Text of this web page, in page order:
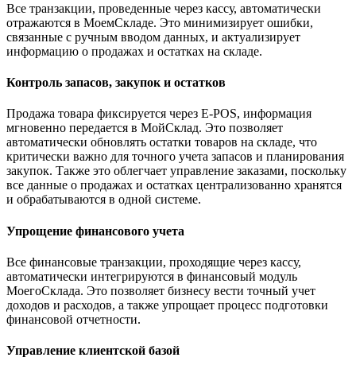
Все транзакции, проведенные через кассу, автоматически
отражаются в МоемСкладе. Это минимизирует ошибки,
связанные с ручным вводом данных, и актуализирует
информацию о продажах и остатках на складе.
Контроль запасов, закупок и остатков
Продажа товара фиксируется через E-POS, информация
мгновенно передается в МойСклад. Это позволяет
автоматически обновлять остатки товаров на складе, что
критически важно для точного учета запасов и планирования
закупок. Также это облегчает управление заказами, поскольку
все данные о продажах и остатках централизованно хранятся
и обрабатываются в одной системе.
Упрощение финансового учета
Все финансовые транзакции, проходящие через кассу,
автоматически интегрируются в финансовый модуль
МоегоСклада. Это позволяет бизнесу вести точный учет
доходов и расходов, а также упрощает процесс подготовки
финансовой отчетности.
Управление клиентской базой